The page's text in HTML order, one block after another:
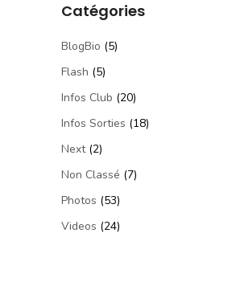
Catégories
BlogBio (5)
Flash (5)
Infos Club (20)
Infos Sorties (18)
Next(2)
Non Classé (7)
Photos (53)
Videos (24)